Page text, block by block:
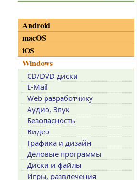
Android
macOS
iOS
Windows
CD/DVD диски
E-Mail
Web разработчику
Аудио, Звук
Безопасность
Видео
Графика и дизайн
Деловые программы
Диски и файлы
Игры, развлечения